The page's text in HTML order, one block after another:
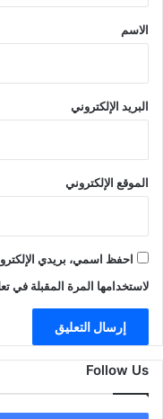
*
الاسم
البريد الإلكتروني
الموقع الإلكتروني
احفظ اسمي، بريدي
لاستخدامها المرة المقبلة في
Follow Us